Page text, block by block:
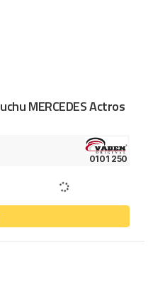
MERCEDES Actros
0101 250